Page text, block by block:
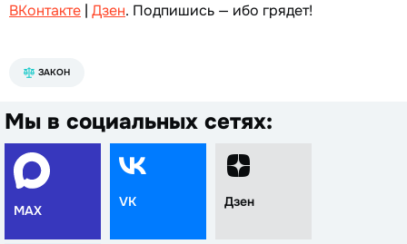
ВКонтакте | Дзен. Подпишись — ибо грядет!
ЗАКОН
Мы в социальных сетях:
MAX
VK Дзен